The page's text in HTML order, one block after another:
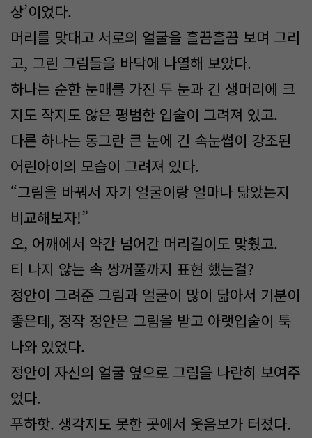
상’이었다.
머리를 맞대고 서로의 얼굴을 흘끔흘끔 보며 그리
고, 그린 그림들을 바닥에 나열해 보았다.
하나는 순한 눈매를 가진 두 눈과 긴 생머리에 크
지도 작지도 않은 평범한 입술이 그려져 있고.
다른 하나는 동그란 큰 눈에 긴 속눈썹이 강조된
어린아이의 모습이 그려져 있다.
“그림을 바꿔서 자기 얼굴이랑 얼마나 닮았는지
비교해보자!”
오, 어깨에서 약간 넘어간 머리길이도 맞췄고.
티 나지 않는 속 쌍꺼풀까지 표현 했는걸?
정안이 그려준 그림과 얼굴이 많이 닮아서 기분이
좋은데, 정작 정안은 그림을 받고 아랫입술이 툭
나와 있었다.
정안이 자신의 얼굴 옆으로 그림을 나란히 보여주
었다.
푸하핫. 생각지도 못한 곳에서 웃음보가 터졌다.